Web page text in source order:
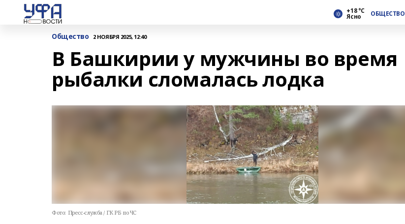
+18 °С
Ясно ОБЩЕСТВО
Общество 2 НОЯБРЯ 2025, 12:40
В Башкирии у мужчины во время
рыбалки сломалась лодка
Фото: Пресс-служба / ГК РБ по ЧС